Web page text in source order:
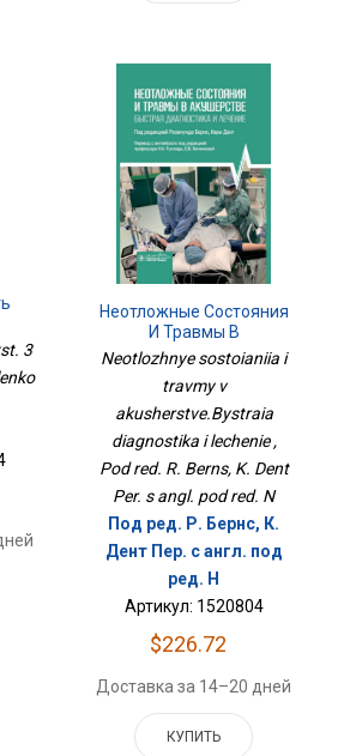
3
Неотложные Состояния
И Травмы В
Акушерстве.Быстрая
Диагностика И Лечение
Neotlozhnye sostoianiia i
travmy v
akusherstve.Bystraia
diagnostika i lechenie ,
Pod red. R. Berns, K. Dent
Per. s angl. pod red. N
Под ред. Р. Бернс, К.
Дент Пер. с англ. под
ред. Н
Артикул: 1520804
$226.72
Доставка за 14–20 дней
КУПИТЬ